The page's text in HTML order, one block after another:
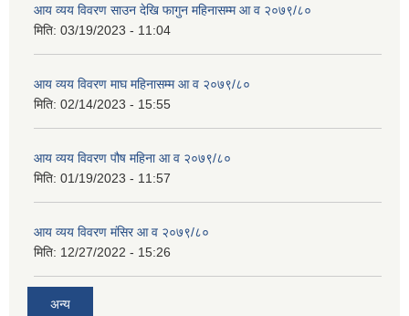
आय व्यय विवरण साउन देखि फागुन महिनासम्म आ व २०७९/८०
मिति: 03/19/2023 - 11:04
आय व्यय विवरण माघ महिनासम्म आ व २०७९/८०
मिति: 02/14/2023 - 15:55
आय व्यय विवरण पौष महिना आ व २०७९/८०
मिति: 01/19/2023 - 11:57
आय व्यय विवरण मंसिर आ व २०७९/८०
मिति: 12/27/2022 - 15:26
अन्य